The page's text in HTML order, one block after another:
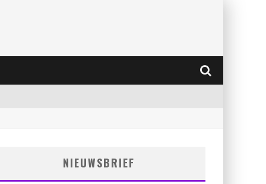
NIEUWSBRIEF